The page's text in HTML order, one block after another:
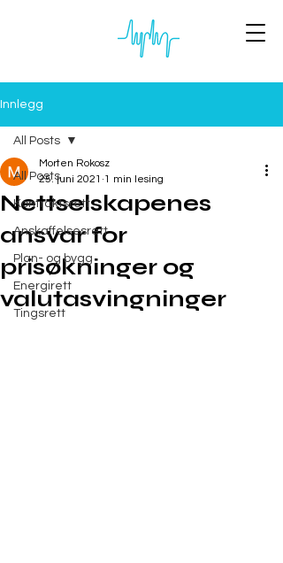
Innlegg
All Posts
Kontraktsrett
Anskaffelsesrett
Plan- og bygg
Energirett
Tingsrett
All Posts
Nettselskapenes
ansvar for
prisøkninger og
valutasvingninger
Morten Rokosz
25. juni 2021 1 min lesing